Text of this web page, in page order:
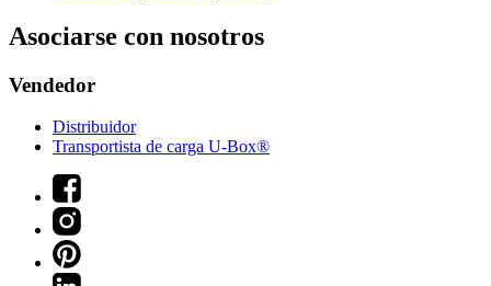
Asociarse con nosotros
Vendedor
Distribuidor
Transportista de carga U-Box®